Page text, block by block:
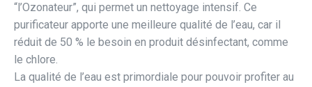
“l’Ozonateur”, qui permet un nettoyage intensif. Ce
purificateur apporte une meilleure qualité de l’eau, car il
réduit de 50 % le besoin en produit désinfectant, comme
le chlore.
La qualité de l’eau est primordiale pour pouvoir profiter au